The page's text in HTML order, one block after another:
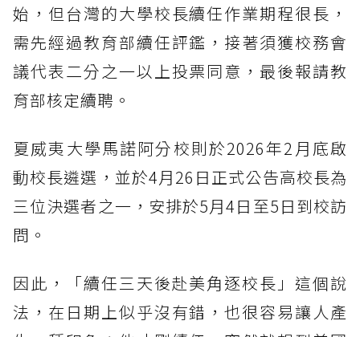
始，但台灣的大學校長續任作業期程很長，
需先經過教育部續任評鑑，接著須獲校務會
議代表二分之一以上投票同意，最後報請教
育部核定續聘。
夏威夷大學馬諾阿分校則於2026年2月底啟
動校長遴選，並於4月26日正式公告高校長為
三位決選者之一，安排於5月4日至5日到校訪
問。
因此，「續任三天後赴美角逐校長」這個說
法，在日期上似乎沒有錯，也很容易讓人產